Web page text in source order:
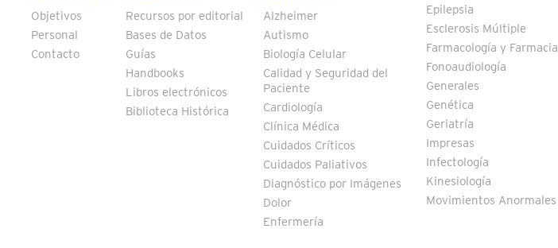
Objetivos
Personal
Contacto
Recursos por editorial
Bases de Datos
Guías
Handbooks
Libros electrónicos
Biblioteca Histórica
Alzheimer
Autismo
Biología Celular
Calidad y Seguridad del
Paciente
Cardiología
Clínica Médica
Cuidados Críticos
Cuidados Paliativos
Diagnóstico por Imágenes
Dolor
Enfermería
Epilepsia
Esclerosis Múltiple
Farmacología y Farmacia
Fonoaudiología
Generales
Genética
Geriatría
Impresas
Infectología
Kinesiología
Movimientos Anormales